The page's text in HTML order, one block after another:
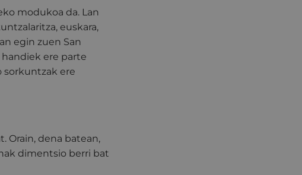
modukoa da. Lan
euskara,
egin zuen San
ere parte
sorkuntzak ere
Orain, dena batean,
dimentsio berri bat